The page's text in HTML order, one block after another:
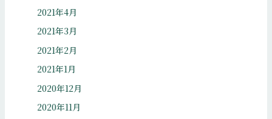
2021年4月
2021年3月
2021年2月
2021年1月
2020年12月
2020年11月